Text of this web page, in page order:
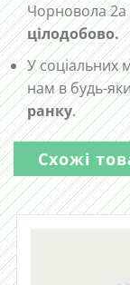
Чорновола
цілодобово.
У
нам в будь-
ранку.
Схожі